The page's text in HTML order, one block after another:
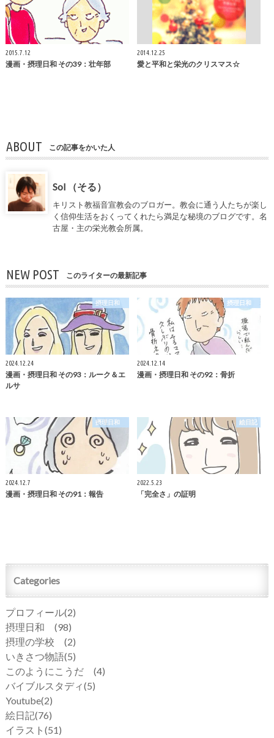
2015.7.12
漫画・摂理日和 その39：壮年部
2014.12.25
愛と平和と栄光のクリスマス☆
ABOUT この記事をかいた人
Sol （そる）
キリスト教福音宣教会のブロガー。教会に通う人たちが楽し
く信仰生活をおくってくれたら満足な秘境のブログです。名
古屋・主の栄光教会所属。
NEW POST このライターの最新記事
摂理日和
2024.12.24
漫画・摂理日和 その93：ルーク＆エ
ルサ
摂理日和
2024.12.14
漫画・摂理日和 その92：骨折
摂理日和
2024.12.7
漫画・摂理日和 その91：報告
絵日記
2022.5.23
「完全さ」の証明
Categories
プロフィール(2)
摂理日和 (98)
摂理の学校 (2)
いきさつ物語(5)
このようにこうだ (4)
バイブルスタディ(5)
Youtube(2)
絵日記(76)
イラスト (51)